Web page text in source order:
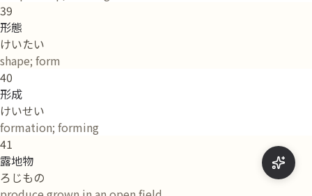
39
形態
けいたい
shape; form
40
形成
けいせい
formation; forming
41
露地物
ろじもの